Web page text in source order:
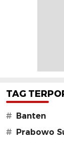
TAG
# Banten
# Prabowo